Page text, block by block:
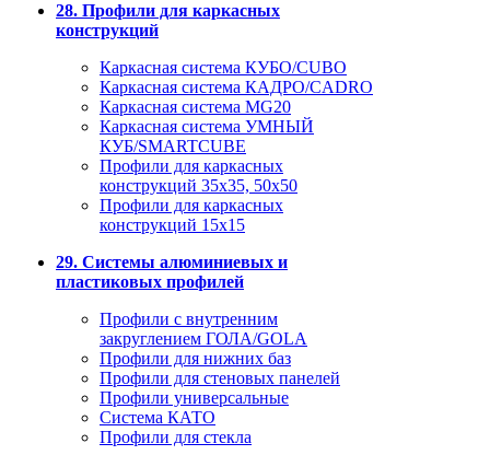
28. Профили для каркасных
конструкций
Каркасная система КУБО/CUBO
Каркасная система КАДРО/CADRO
Каркасная система MG20
Каркасная система УМНЫЙ
КУБ/SMARTCUBE
Профили для каркасных
конструкций 35x35, 50x50
Профили для каркасных
конструкций 15х15
29. Системы алюминиевых и
пластиковых профилей
Профили с внутренним
закруглением ГОЛА/GOLA
Профили для нижних баз
Профили для стеновых панелей
Профили универсальные
Система КАТО
Профили для стекла